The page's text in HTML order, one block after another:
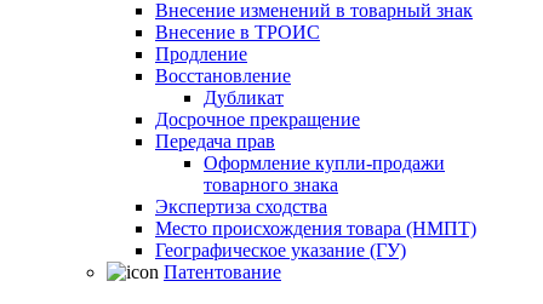
Внесение изменений в товарный знак
Внесение в ТРОИС
Продление
Восстановление
Дубликат
Досрочное прекращение
Передача прав
Оформление купли-продажи
товарного знака
Экспертиза сходства
Место происхождения товара (НМПТ)
Географическое указание (ГУ)
Патентование